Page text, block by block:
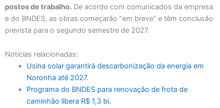
postos de trabalho. De acordo com comunicados da empresa
e do BNDES, as obras começarão “em breve” e têm conclusão
prevista para o segundo semestre de 2027.
Notícias relacionadas:
Usina solar garantirá descarbonização da energia em
Noronha até 2027.
Programa do BNDES para renovação de frota de
caminhão libera R$ 1,3 bi.